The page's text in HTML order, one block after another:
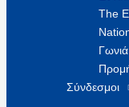
The
Σύνδεσμοι